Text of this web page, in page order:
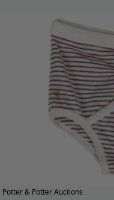
Potter & Potter Auctions